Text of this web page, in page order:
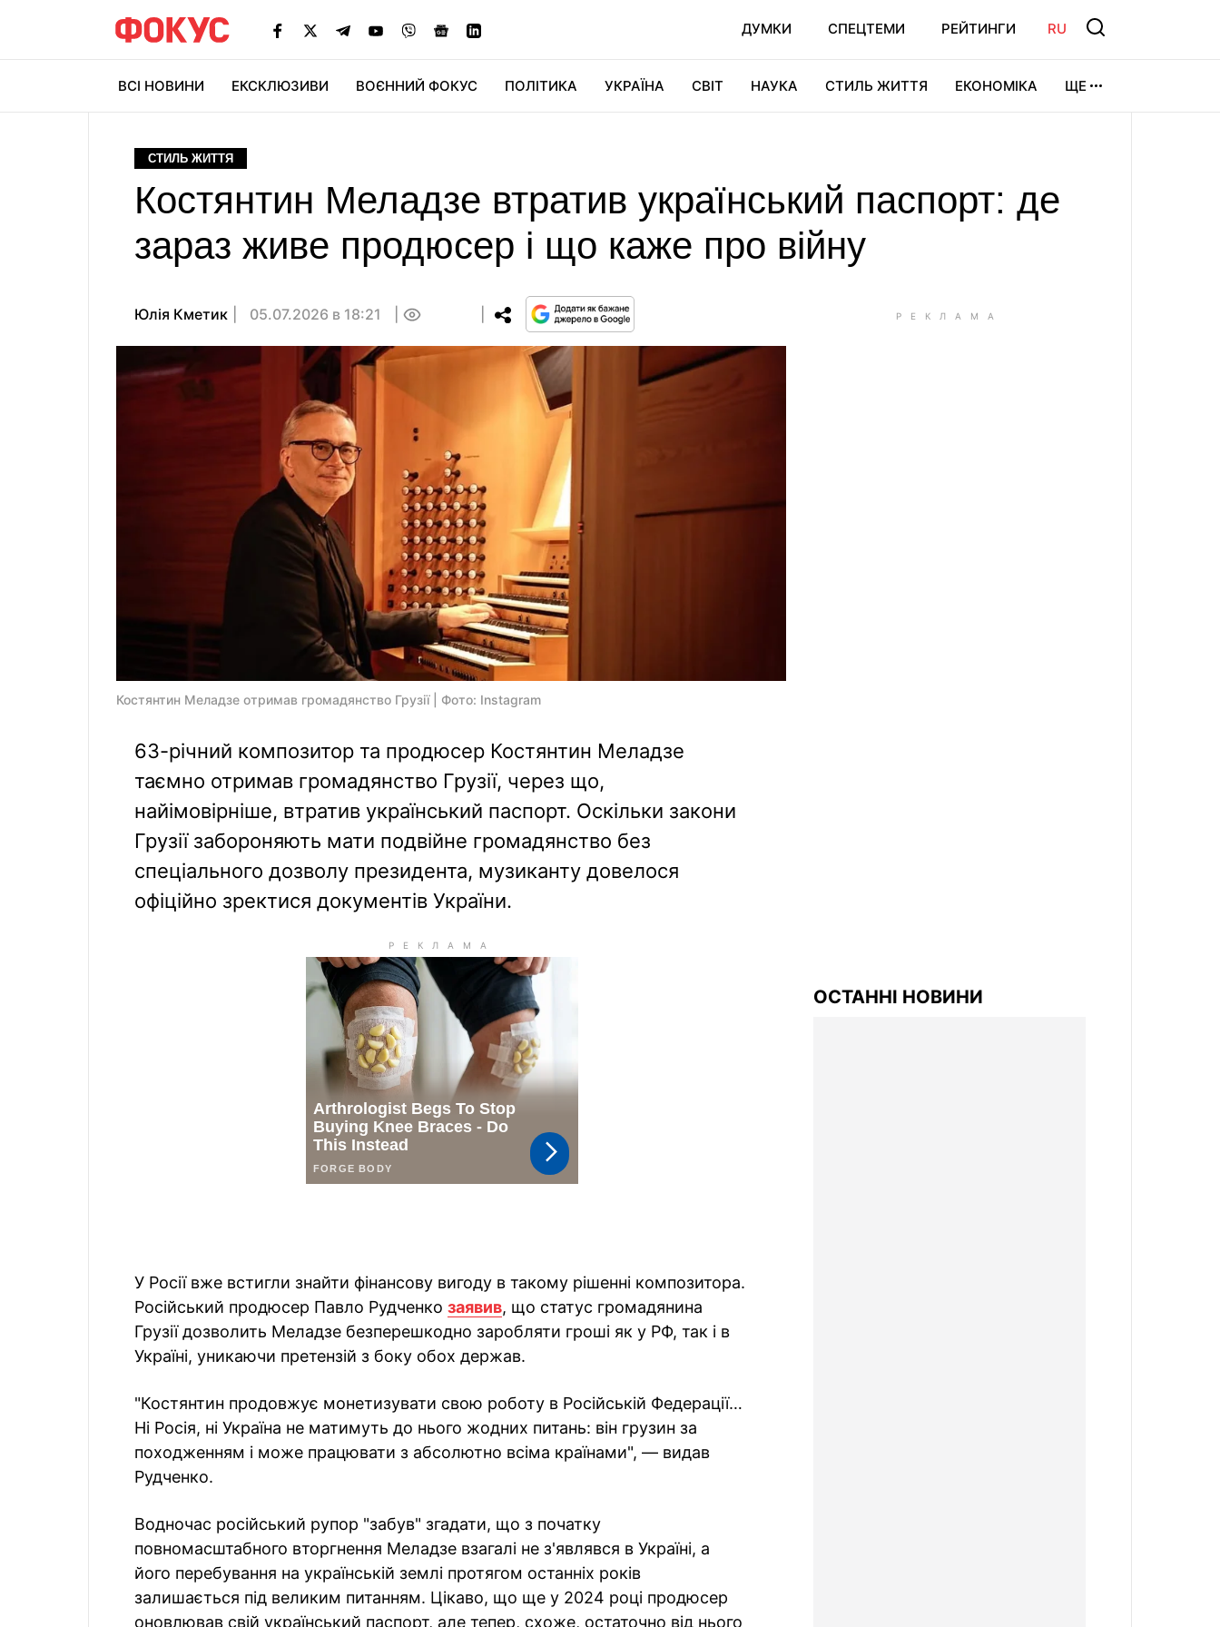
ДУМКИ СПЕЦТЕМИ РЕЙТИНГИ RU
ВСІ НОВИНИ ЕКСКЛЮЗИВИ ВОЄННИЙ ФОКУС ПОЛІТИКА УКРАЇНА СВІТ НАУКА СТИЛЬ ЖИТТЯ ЕКОНОМІКА ЩЕ
СТИЛЬ ЖИТТЯ
Костянтин Меладзе втратив український паспорт: де
зараз живе продюсер і що каже про війну
Юлія Кметик 05.07.2026 в 18:21
Костянтин Меладзе отримав громадянство Грузії | Фото: Instagram
63-річний композитор та продюсер Костянтин Меладзе
таємно отримав громадянство Грузії, через що,
найімовірніше, втратив український паспорт. Оскільки закони
Грузії забороняють мати подвійне громадянство без
спеціального дозволу президента, музиканту довелося
офіційно зректися документів України.
У Росії вже встигли знайти фінансову вигоду в такому рішенні композитора.
Російський продюсер Павло Рудченко заявив, що статус громадянина
Грузії дозволить Меладзе безперешкодно заробляти гроші як у РФ, так і в
Україні, уникаючи претензій з боку обох держав.
"Костянтин продовжує монетизувати свою роботу в Російській Федерації…
Ні Росія, ні Україна не матимуть до нього жодних питань: він грузин за
походженням і може працювати з абсолютно всіма країнами", — видав
Рудченко.
Водночас російський рупор "забув" згадати, що з початку
повномасштабного вторгнення Меладзе взагалі не з'являвся в Україні, а
його перебування на українській землі протягом останніх років
залишається під великим питанням. Цікаво, що ще у 2024 році продюсер
оновлював свій український паспорт, але тепер, схоже, остаточно від нього
ОСТАННІ НОВИНИ